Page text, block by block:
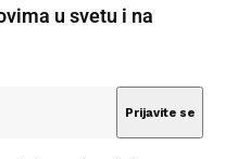
u svetu i na